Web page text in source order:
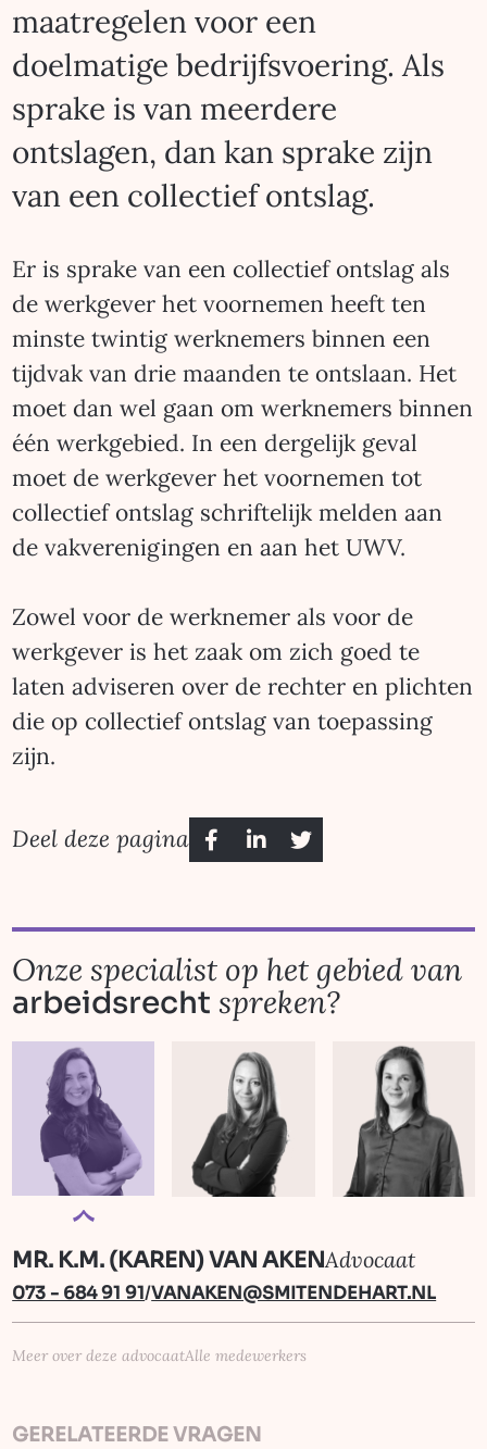
maatregelen voor een
doelmatige bedrijfsvoering. Als
sprake is van meerdere
ontslagen, dan kan sprake zijn
van een collectief ontslag.
Er is sprake van een collectief ontslag als
de werkgever het voornemen heeft ten
minste twintig werknemers binnen een
tijdvak van drie maanden te ontslaan. Het
moet dan wel gaan om werknemers binnen
één werkgebied. In een dergelijk geval
moet de werkgever het voornemen tot
collectief ontslag schriftelijk melden aan
de vakverenigingen en aan het UWV.
Zowel voor de werknemer als voor de
werkgever is het zaak om zich goed te
laten adviseren over de rechter en plichten
die op collectief ontslag van toepassing
zijn.
Deel deze pagina
Onze specialist op het gebied van
arbeidsrecht spreken?
MR. K.M. (KAREN) VAN AKENAdvocaat
073 - 684 91 91/VANAKEN@SMITENDEHART.NL
Meer over deze advocaatAlle medewerkers
GERELATEERDE VRAGEN